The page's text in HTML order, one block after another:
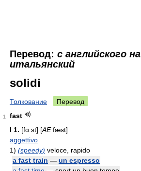
Перевод: с английского на
итальянский
solidi
Толкование Перевод
1
fast
I 1. [fɑːst] [AEfæst]
aggettivo
1) (speedy) veloce, rapido
a fast train — un espresso